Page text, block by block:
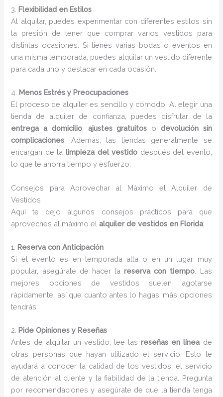
3. Flexibilidad en Estilos
Al alquilar, puedes experimentar con diferentes estilos sin
la presión de tener que comprar varios vestidos para
distintas ocasiones. Si tienes varias bodas o eventos en
una misma temporada, puedes alquilar un vestido diferente
para cada uno y destacar en cada ocasión.
4. Menos Estrés y Preocupaciones
El proceso de alquiler es sencillo y cómodo. Al elegir una
tienda de alquiler de confianza, puedes disfrutar de la
entrega a domicilio, ajustes gratuitos o devolución sin
complicaciones . Además, las tiendas generalmente se
encargan de la limpieza del vestido después del evento,
lo que te ahorra tiempo y esfuerzo.
Consejos para Aprovechar al Máximo el Alquiler de
Vestidos
Aquí te dejo algunos consejos prácticos para que
aproveches al máximo elalquiler de vestidos en Florida:
1. Reserva con Anticipación
Si el evento es en temporada alta o en un lugar muy
popular, asegúrate de hacer lareserva con tiempo . Las
mejores opciones de vestidos suelen agotarse
rápidamente, así que cuanto antes lo hagas, más opciones
tendrás.
2. Pide Opiniones y Reseñas
Antes de alquilar un vestido, lee lasreseñas en líneade
otras personas que hayan utilizado el servicio. Esto te
ayudará a conocer la calidad de los vestidos, el servicio
de atención al cliente y la fiabilidad de la tienda. Pregunta
por recomendaciones y asegúrate de que la tienda tenga